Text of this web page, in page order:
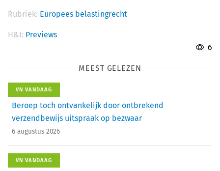
Rubriek: Europees belastingrecht
H&I: Previews
6
MEEST GELEZEN
VN VANDAAG
Beroep toch ontvankelijk door ontbrekend
verzendbewijs uitspraak op bezwaar
6 augustus 2026
VN VANDAAG